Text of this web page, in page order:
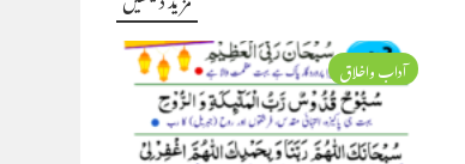
آداب واخلاق